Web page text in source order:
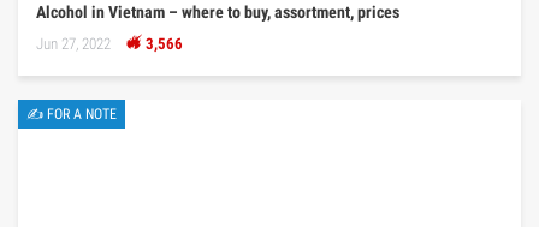
Alcohol in Vietnam – where to buy, assortment, prices
Jun 27, 2022 3,566
✍ FOR A NOTE